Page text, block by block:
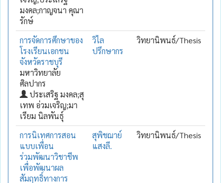
มงคล;กาญจนา คุณา
รักษ์
การจัดการศึกษาของ
โรงเรียนเอกชน
จังหวัดราชบุรี
มหาวิทยาลัย
ศิลปากร
ประเสริฐ มงคล;สุ
เทพ อ่วมเจริญ;มา
เรียม นิลพันธุ์
วิไล
ปรึกษากร
วิทยานิพนธ์/Thesis
การนิเทศการสอน
แบบเพื่อน
ร่วมพัฒนาวิชาชีพ
เพื่อพัฒนาผล
สัมฤทธิ์ทางการ
สุพิชฌาย์
แสงลี.
วิทยานิพนธ์/Thesis